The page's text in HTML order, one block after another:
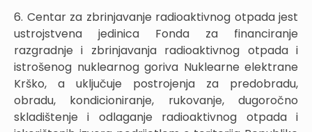
6. Centar za zbrinjavanje radioaktivnog otpada jest
ustrojstvena jedinica Fonda za financiranje
razgradnje i zbrinjavanja radioaktivnog otpada i
istrošenog nuklearnog goriva Nuklearne elektrane
Krško, a uključuje postrojenja za predobradu,
obradu, kondicioniranje, rukovanje, dugoročno
skladištenje i odlaganje radioaktivnog otpada i